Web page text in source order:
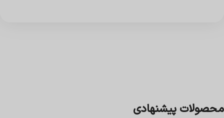
محصولات پیشنهادی